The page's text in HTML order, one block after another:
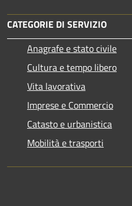
CATEGORIE DI SERVIZIO
Anagrafe e stato civile
Cultura e tempo libero
Vita lavorativa
Imprese e Commercio
Catasto e urbanistica
Mobilità e trasporti